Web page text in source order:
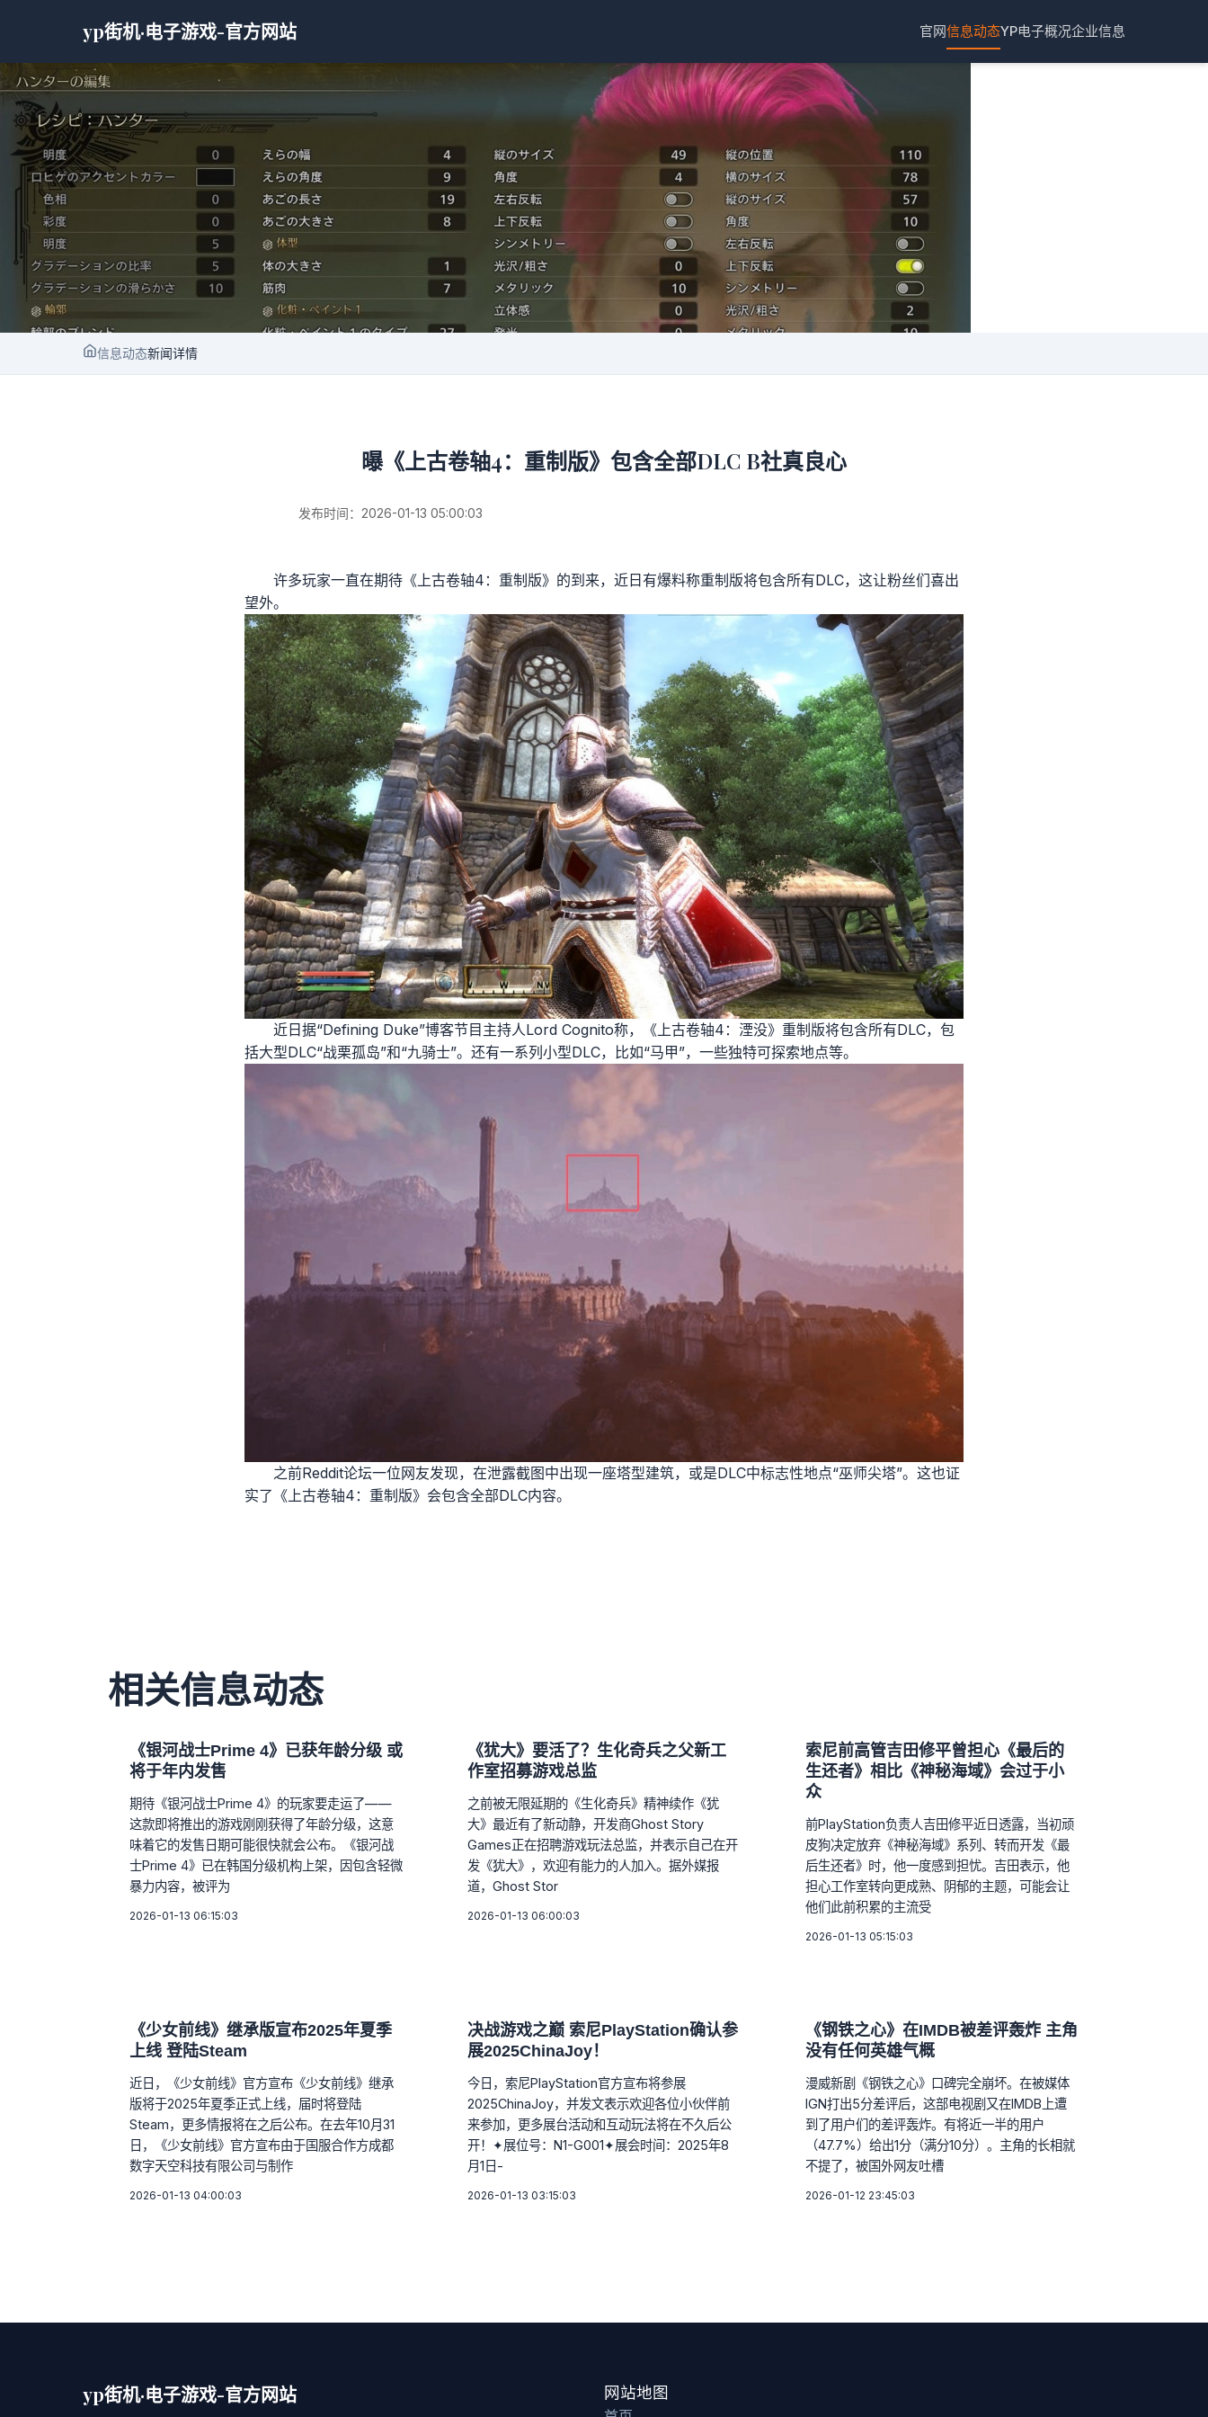
yp街机·电子游戏-官方网站 官网信息动态YP电子概况企业信息
信息动态新闻详情
曝《上古卷轴4：重制版》包含全部DLC B社真良心
发布时间：2026-01-13 05:00:03
许多玩家一直在期待《上古卷轴4：重制版》的到来，近日有爆料称重制版将包含所有DLC，这让粉丝们喜出
望外。
近日据“Defining Duke”博客节目主持人Lord Cognito称，《上古卷轴4：湮没》重制版将包含所有DLC，包
括大型DLC“战栗孤岛”和“九骑士”。还有一系列小型DLC，比如“马甲”，一些独特可探索地点等。
之前Reddit论坛一位网友发现，在泄露截图中出现一座塔型建筑，或是DLC中标志性地点“巫师尖塔”。这也证
实了《上古卷轴4：重制版》会包含全部DLC内容。
相关信息动态
《银河战士Prime 4》已获年龄分级 或
将于年内发售
期待《银河战士Prime 4》的玩家要走运了——
这款即将推出的游戏刚刚获得了年龄分级，这意
味着它的发售日期可能很快就会公布。《银河战
士Prime 4》已在韩国分级机构上架，因包含轻微
暴力内容，被评为
2026-01-13 06:15:03
《犹大》要活了？生化奇兵之父新工
作室招募游戏总监
之前被无限延期的《生化奇兵》精神续作《犹
大》最近有了新动静，开发商Ghost Story
Games正在招聘游戏玩法总监，并表示自己在开
发《犹大》，欢迎有能力的人加入。据外媒报
道，Ghost Stor
2026-01-13 06:00:03
索尼前高管吉田修平曾担心《最后的
生还者》相比《神秘海域》会过于小
众
前PlayStation负责人吉田修平近日透露，当初顽
皮狗决定放弃《神秘海域》系列、转而开发《最
后生还者》时，他一度感到担忧。吉田表示，他
担心工作室转向更成熟、阴郁的主题，可能会让
他们此前积累的主流受
2026-01-13 05:15:03
《少女前线》继承版宣布2025年夏季
上线 登陆Steam
近日，《少女前线》官方宣布《少女前线》继承
版将于2025年夏季正式上线，届时将登陆
Steam，更多情报将在之后公布。在去年10月31
日，《少女前线》官方宣布由于国服合作方成都
数字天空科技有限公司与制作
2026-01-13 04:00:03
决战游戏之巅 索尼PlayStation确认参
展2025ChinaJoy！
今日，索尼PlayStation官方宣布将参展
2025ChinaJoy，并发文表示欢迎各位小伙伴前
来参加，更多展台活动和互动玩法将在不久后公
开！✦展位号：N1-G001✦展会时间：2025年8
月1日-
2026-01-13 03:15:03
《钢铁之心》在IMDB被差评轰炸 主角
没有任何英雄气概
漫威新剧《钢铁之心》口碑完全崩坏。在被媒体
IGN打出5分差评后，这部电视剧又在IMDB上遭
到了用户们的差评轰炸。有将近一半的用户
（47.7%）给出1分（满分10分）。主角的长相就
不提了，被国外网友吐槽
2026-01-12 23:45:03
yp街机·电子游戏-官方网站 网站地图